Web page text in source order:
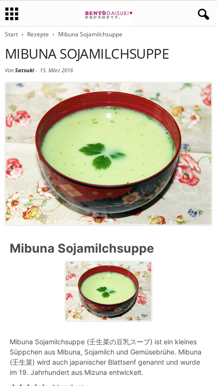
Start Rezepte Mibuna Sojamilchsuppe
MIBUNA SOJAMILCHSUPPE
Von Satsuki- 15. März 2016
Mibuna Sojamilchsuppe
Mibuna Sojamilchsuppe (壬生菜の豆乳スープ) ist ein kleines
Süppchen aus Mibuna, Sojamilch und Gemüsebrühe. Mibuna
(壬生菜) wird auch japanischer Blattsenf genannt und wurde
im 19. Jahrhundert aus Mizuna entwickelt.